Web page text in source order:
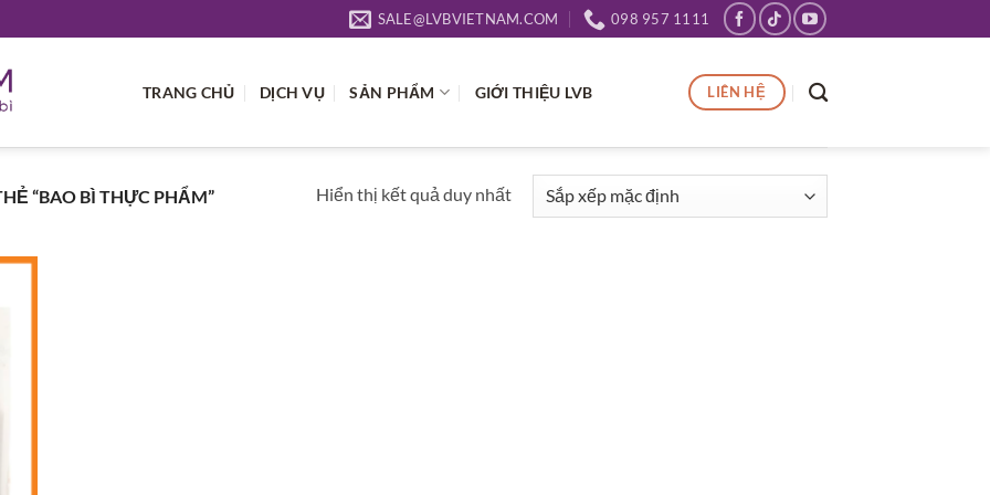
SALE@LVBVIETNAM.COM 098 957 1111
TRANG CHỦ DỊCH VỤ SẢN PHẨM GIỚI THIỆU LVB LIÊN HỆ
“BAO BÌ THỰC PHẨM” Hiển thị kết quả duy nhất